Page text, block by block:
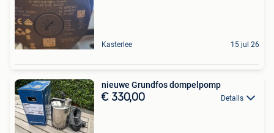
Kasterlee 15 jul 26
nieuwe Grundfos dompelpomp
€ 330,00 Details